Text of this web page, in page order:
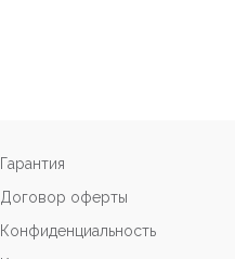
Гарантия
Договор оферты
Конфиденциальность